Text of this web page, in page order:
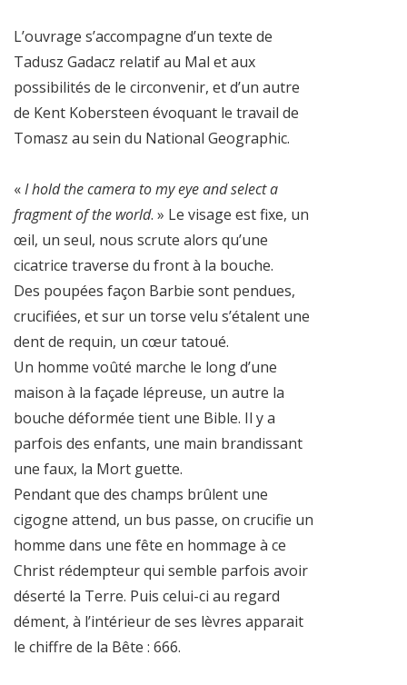
L’ouvrage s’accompagne d’un texte de
Tadusz Gadacz relatif au Mal et aux
possibilités de le circonvenir, et d’un autre
de Kent Kobersteen évoquant le travail de
Tomasz au sein du National Geographic.
«I hold the camera to my eye and select a
fragment of the world. » Le visage est fixe, un
œil, un seul, nous scrute alors qu’une
cicatrice traverse du front à la bouche.
Des poupées façon Barbie sont pendues,
crucifiées, et sur un torse velu s’étalent une
dent de requin, un cœur tatoué.
Un homme voûté marche le long d’une
maison à la façade lépreuse, un autre la
bouche déformée tient une Bible. Il y a
parfois des enfants, une main brandissant
une faux, la Mort guette.
Pendant que des champs brûlent une
cigogne attend, un bus passe, on crucifie un
homme dans une fête en hommage à ce
Christ rédempteur qui semble parfois avoir
déserté la Terre. Puis celui-ci au regard
dément, à l’intérieur de ses lèvres apparait
le chiffre de la Bête : 666.